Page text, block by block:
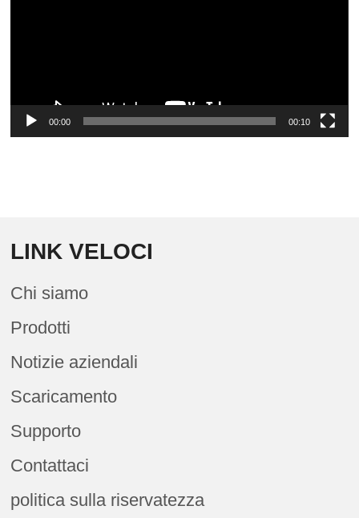
00:00 00:10
LINK VELOCI
Chi siamo
Prodotti
Notizie aziendali
Scaricamento
Supporto
Contattaci
politica sulla riservatezza